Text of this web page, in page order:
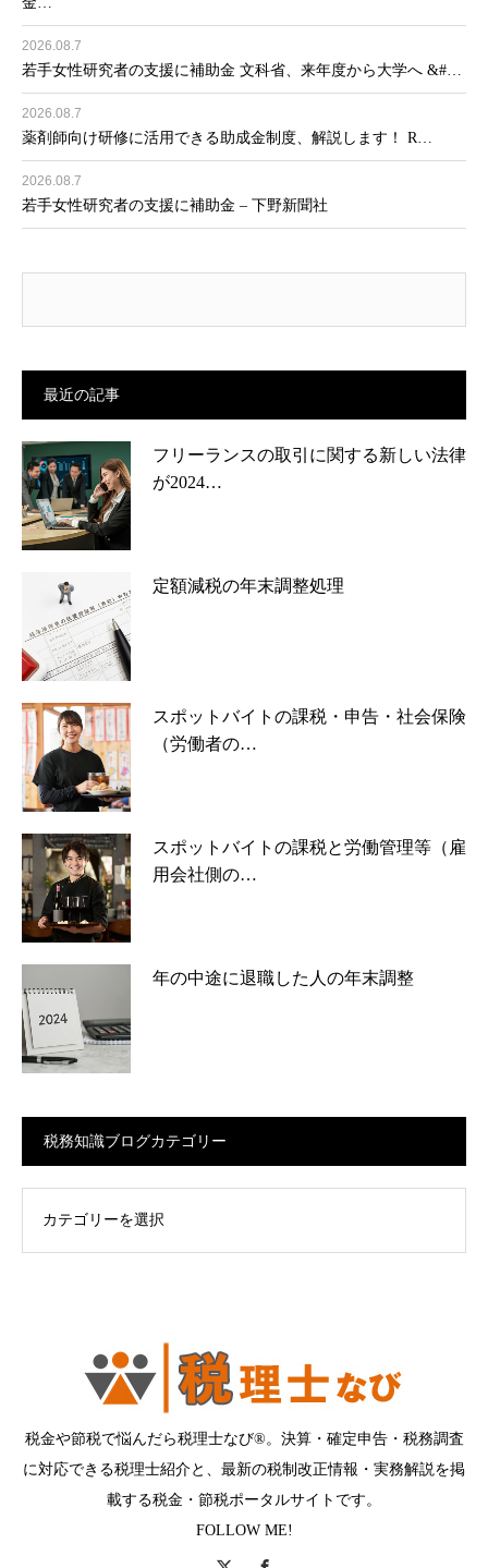
2026.08.7
若手女性研究者の支援に補助金 文科省、来年度から大学へ &#…
2026.08.7
薬剤師向け研修に活用できる助成金制度、解説します！ R…
2026.08.7
若手女性研究者の支援に補助金 – 下野新聞社
最近の記事
フリーランスの取引に関する新しい法律
が2024…
定額減税の年末調整処理
スポットバイトの課税・申告・社会保険
（労働者の…
スポットバイトの課税と労働管理等（雇
用会社側の…
年の中途に退職した人の年末調整
税務知識ブログカテゴリー
税金や節税で悩んだら税理士なび®。決算・確定申告・税務調査
に対応できる税理士紹介と、最新の税制改正情報・実務解説を掲
載する税金・節税ポータルサイトです。
FOLLOW ME!